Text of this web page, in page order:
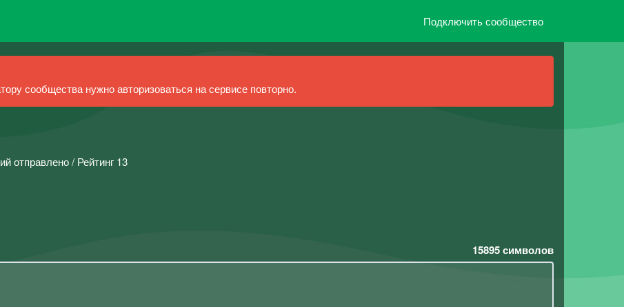
Подключить сообщество
сообщества нужно авторизоваться на сервисе повторно.
отправлено / Рейтинг 13
15895символов